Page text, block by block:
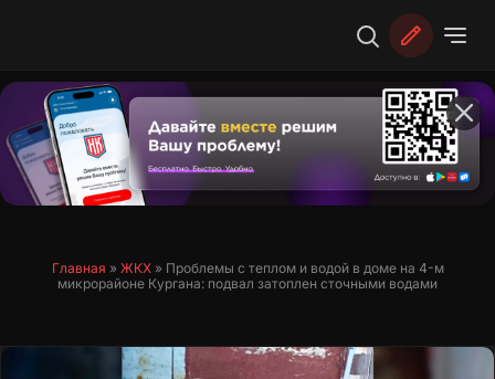
Главная » ЖКХ» Проблемы с теплом и водой в доме на 4-м
микрорайоне Кургана: подвал затоплен сточными водами